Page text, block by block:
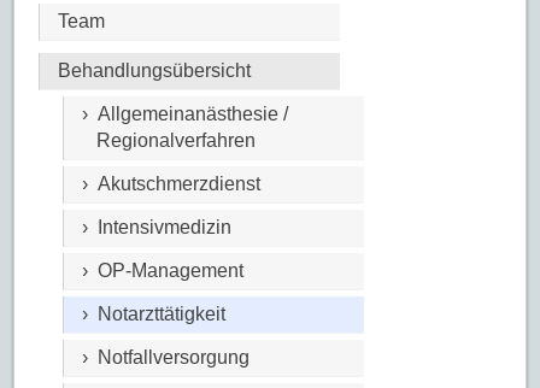
Team
Behandlungsübersicht
› Allgemeinanästhesie /
Regionalverfahren
› Akutschmerzdienst
› Intensivmedizin
› OP-Management
› Notarzttätigkeit
› Notfallversorgung